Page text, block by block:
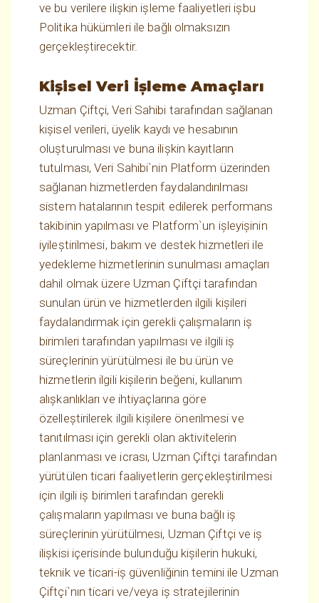
ve bu verilere ilişkin işleme faaliyetleri işbu
Politika hükümleri ile bağlı olmaksızın
gerçekleştirecektir.
Kişisel Veri İşleme Amaçları
Uzman Çiftçi, Veri Sahibi tarafından sağlanan
kişisel verileri, üyelik kaydı ve hesabının
oluşturulması ve buna ilişkin kayıtların
tutulması, Veri Sahibi`nin Platform üzerinden
sağlanan hizmetlerden faydalandırılması
sistem hatalarının tespit edilerek performans
takibinin yapılması ve Platform`un işleyişinin
iyileştirilmesi, bakım ve destek hizmetleri ile
yedekleme hizmetlerinin sunulması amaçları
dahil olmak üzere Uzman Çiftçi tarafından
sunulan ürün ve hizmetlerden ilgili kişileri
faydalandırmak için gerekli çalışmaların iş
birimleri tarafından yapılması ve ilgili iş
süreçlerinin yürütülmesi ile bu ürün ve
hizmetlerin ilgili kişilerin beğeni, kullanım
alışkanlıkları ve ihtiyaçlarına göre
özelleştirilerek ilgili kişilere önerilmesi ve
tanıtılması için gerekli olan aktivitelerin
planlanması ve icrası, Uzman Çiftçi tarafından
yürütülen ticari faaliyetlerin gerçekleştirilmesi
için ilgili iş birimleri tarafından gerekli
çalışmaların yapılması ve buna bağlı iş
süreçlerinin yürütülmesi, Uzman Çiftçi ve iş
ilişkisi içerisinde bulunduğu kişilerin hukuki,
teknik ve ticari-iş güvenliğinin temini ile Uzman
Çiftçi`nın ticari ve/veya iş stratejilerinin